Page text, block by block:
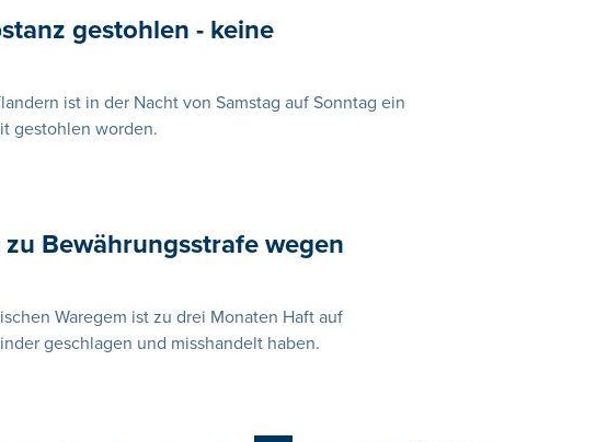
gestohlen - keine
ist in der Nacht von Samstag auf Sonntag ein
gestohlen worden.
Bewährungsstrafe wegen
Waregem ist zu drei Monaten Haft auf
geschlagen und misshandelt haben.